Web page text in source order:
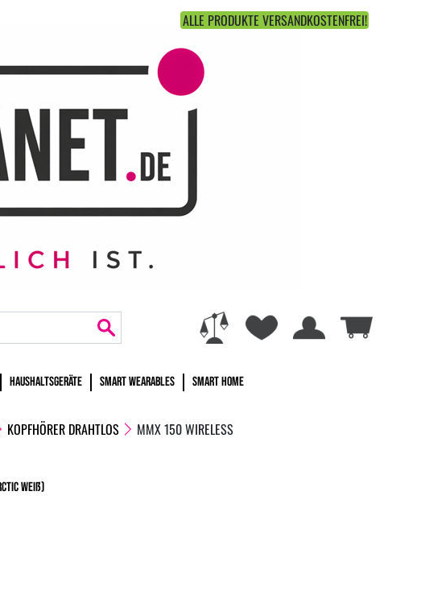
ALLE PRODUKTE VERSANDKOSTENFREI!
HAUSHALTSGERÄTE SMART WEARABLES SMART HOME
KOPFHÖRER DRAHTLOS MMX 150 WIRELESS
weiß)